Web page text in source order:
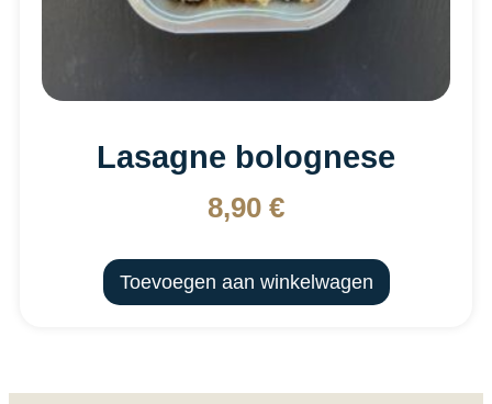
Lasagne bolognese
8,90 €
Toevoegen aan winkelwagen